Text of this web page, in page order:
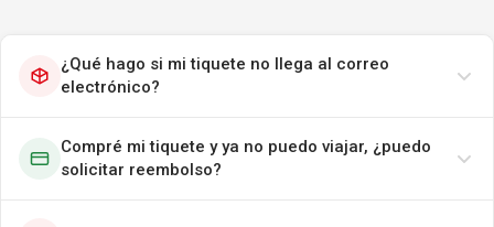
¿Qué hago si mi tiquete no llega al correo
electrónico?
Compré mi tiquete y ya no puedo viajar, ¿puedo
solicitar reembolso?